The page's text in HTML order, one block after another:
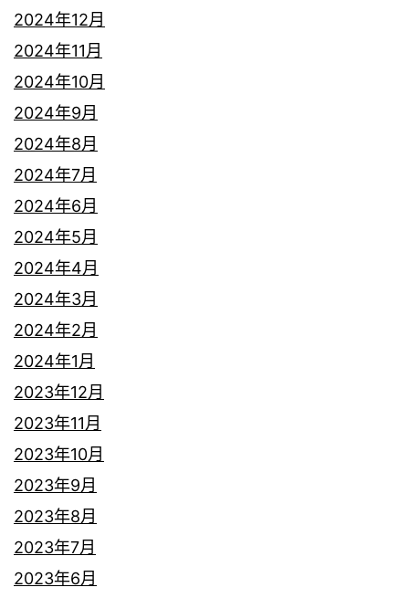
2024年12月
2024年11月
2024年10月
2024年9月
2024年8月
2024年7月
2024年6月
2024年5月
2024年4月
2024年3月
2024年2月
2024年1月
2023年12月
2023年11月
2023年10月
2023年9月
2023年8月
2023年7月
2023年6月